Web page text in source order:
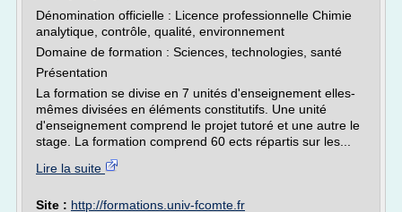
Dénomination officielle : Licence professionnelle Chimie
analytique, contrôle, qualité, environnement
Domaine de formation : Sciences, technologies, santé
Présentation
La formation se divise en 7 unités d'enseignement elles-
mêmes divisées en éléments constitutifs. Une unité
d'enseignement comprend le projet tutoré et une autre le
stage. La formation comprend 60 ects répartis sur les...
Lire la suite
Site : http://formations.univ-fcomte.fr